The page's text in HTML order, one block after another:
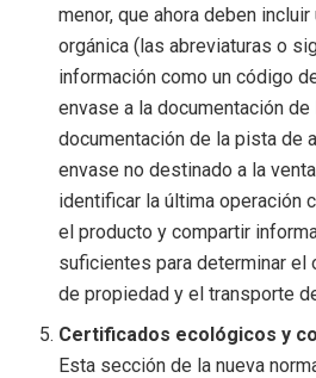
menor, que ahora deben
orgánica (las abreviaturas o
información como un código
envase a la documentación
documentación de la pista de
envase no destinado a la
identificar la última operación
el producto y compartir
suficientes para determinar el
de propiedad y el transporte
Certificados ecológicos y
Esta sección de la nueva